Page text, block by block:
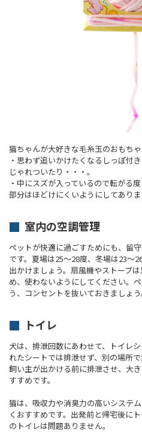
猫ちゃんが大好きな毛糸玉のおもちゃ
・思わず追いかけたくなるしっぽ付
じゃれついたり・・・。
・中にスズが入っているので転がる
部分はほどけにくいようにしてあり
室内の空調管理
ペットが快適に過ごすためにも、留
です。夏場は25～28度、冬場は23～
出かけましょう。扇風機やストーブ
め、使わないようにしてください。
う、コンセントを抜いておきましょう
トイレ
犬は、排泄回数にあわせて、トイレ
れたシートでは排泄せず、別の場所で
飼い主が出かける前に排泄させ、大
すすめです。
猫は、吸収力や消臭力の高いシステ
くおすすめです。出発前と帰宅後に
のトイレは問題ありません。